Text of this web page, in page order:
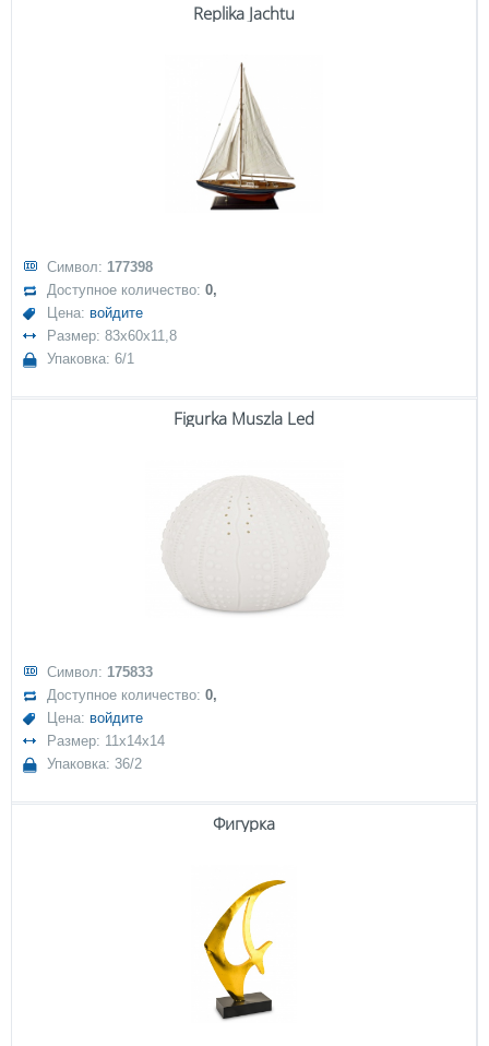
Replika Jachtu
Символ: 177398
Доступное количество:0,
Цена: войдите
Размер: 83x60x11,8
Упаковка: 6/1
Figurka Muszla Led
Символ: 175833
Доступное количество:0,
Цена: войдите
Размер: 11x14x14
Упаковка: 36/2
Фигурка